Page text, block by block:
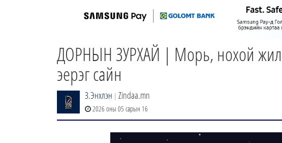
ДОРНЫН ЗУРХАЙ | Морь, нохой
эерэг сайн
З.Энхлэн | Zindaa.mn
2026 оны 05 сарын 16